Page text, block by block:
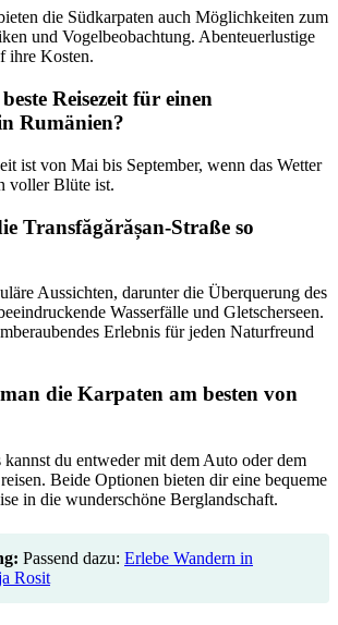
die Südkarpaten auch Möglichkeiten zum
und Vogelbeobachtung. Abenteuerlustige
ihre Kosten.
Reisezeit für einen
Rumänien?
ist von Mai bis September, wenn das Wetter
voller Blüte ist.
Transfăgărășan-Straße so
Aussichten, darunter die Überquerung des
Wasserfälle und Gletscherseen.
Erlebnis für jeden Naturfreund
die Karpaten am besten von
du entweder mit dem Auto oder dem
Beide Optionen bieten dir eine bequeme
in die wunderschöne Berglandschaft.
Passend dazu: Erlebe Wandern in
Rosit